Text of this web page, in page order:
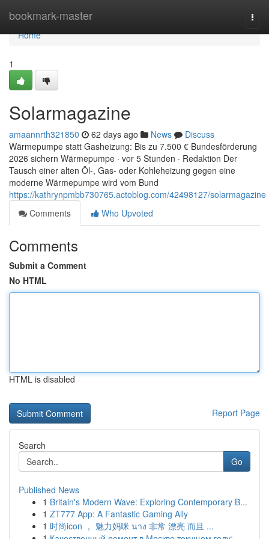
bookmark-master
Home
Home
1
Solarmagazine
amaannrth321850 62 days ago News
Discuss
Wärmepumpe statt Gasheizung: Bis zu 7.500 € Bundesförderung
2026 sichern Wärmepumpe · vor 5 Stunden · Redaktion Der
Tausch einer alten Öl-, Gas- oder Kohleheizung gegen eine
moderne Wärmepumpe wird vom Bund
https://kathrynpmbb730765.actoblog.com/42498127/solarmagazine
Comments
Who Upvoted
Comments
Submit a Comment
No HTML
HTML is disabled
Report Page
Search
Go
Published News
1 Britain's Modern Wave: Exploring Contemporary B...
1 ZT777 App: A Fantastic Gaming Ally
1 时尚icon ， 魅力妈咪 นาง 非常 漂亮 而且 ...